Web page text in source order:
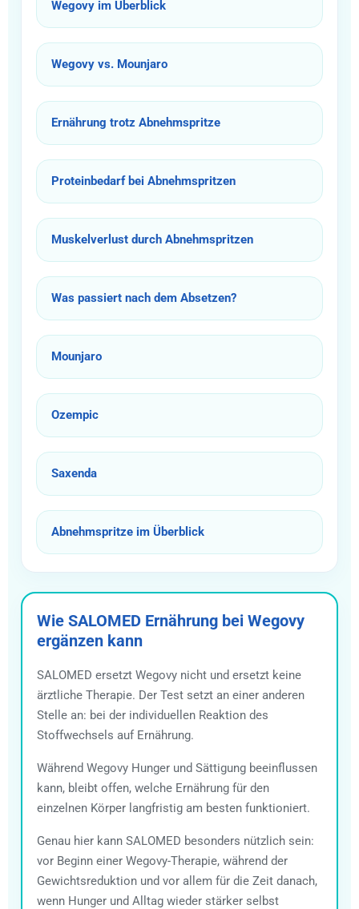
Wegovy im Überblick
Wegovy vs. Mounjaro
Ernährung trotz Abnehmspritze
Proteinbedarf bei Abnehmspritzen
Muskelverlust durch Abnehmspritzen
Was passiert nach dem Absetzen?
Mounjaro
Ozempic
Saxenda
Abnehmspritze im Überblick
Wie SALOMED Ernährung bei Wegovy
ergänzen kann
SALOMED ersetzt Wegovy nicht und ersetzt keine
ärztliche Therapie. Der Test setzt an einer anderen
Stelle an: bei der individuellen Reaktion des
Stoffwechsels auf Ernährung.
Während Wegovy Hunger und Sättigung beeinflussen
kann, bleibt offen, welche Ernährung für den
einzelnen Körper langfristig am besten funktioniert.
Genau hier kann SALOMED besonders nützlich sein:
vor Beginn einer Wegovy-Therapie, während der
Gewichtsreduktion und vor allem für die Zeit danach,
wenn Hunger und Alltag wieder stärker selbst